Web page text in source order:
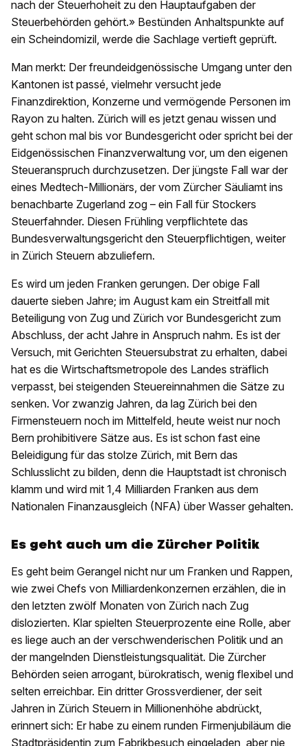
nach der Steuerhoheit zu den Hauptaufgaben der
Steuerbehörden gehört.» Bestünden Anhaltspunkte auf
ein Scheindomizil, werde die Sachlage vertieft geprüft.
Man merkt: Der freundeidgenössische Umgang unter den
Kantonen ist passé, vielmehr versucht jede
Finanzdirektion, Konzerne und vermögende Personen im
Rayon zu halten. Zürich will es jetzt genau wissen und
geht schon mal bis vor Bundesgericht oder spricht bei der
Eidgenössischen Finanzverwaltung vor, um den eigenen
Steueranspruch durchzusetzen. Der jüngste Fall war der
eines Medtech-Millionärs, der vom Zürcher Säuliamt ins
benachbarte Zugerland zog – ein Fall für Stockers
Steuerfahnder. Diesen Frühling verpflichtete das
Bundesverwaltungsgericht den Steuerpflichtigen, weiter
in Zürich Steuern abzuliefern.
Es wird um jeden Franken gerungen. Der obige Fall
dauerte sieben Jahre; im August kam ein Streitfall mit
Beteiligung von Zug und Zürich vor Bundesgericht zum
Abschluss, der acht Jahre in Anspruch nahm. Es ist der
Versuch, mit Gerichten Steuersubstrat zu erhalten, dabei
hat es die Wirtschaftsmetropole des Landes sträflich
verpasst, bei steigenden Steuereinnahmen die Sätze zu
senken. Vor zwanzig Jahren, da lag Zürich bei den
Firmensteuern noch im Mittelfeld, heute weist nur noch
Bern prohibitivere Sätze aus. Es ist schon fast eine
Beleidigung für das stolze Zürich, mit Bern das
Schlusslicht zu bilden, denn die Hauptstadt ist chronisch
klamm und wird mit 1,4 Milliarden Franken aus dem
Nationalen Finanzausgleich (NFA) über Wasser gehalten.
Es geht auch um die Zürcher Politik
Es geht beim Gerangel nicht nur um Franken und Rappen,
wie zwei Chefs von Milliardenkonzernen erzählen, die in
den letzten zwölf Monaten von Zürich nach Zug
dislozierten. Klar spielten Steuerprozente eine Rolle, aber
es liege auch an der verschwenderischen Politik und an
der mangelnden Dienstleistungsqualität. Die Zürcher
Behörden seien arrogant, bürokratisch, wenig flexibel und
selten erreichbar. Ein dritter Grossverdiener, der seit
Jahren in Zürich Steuern in Millionenhöhe abdrückt,
erinnert sich: Er habe zu einem runden Firmenjubiläum die
Stadtpräsidentin zum Fabrikbesuch eingeladen, aber nie